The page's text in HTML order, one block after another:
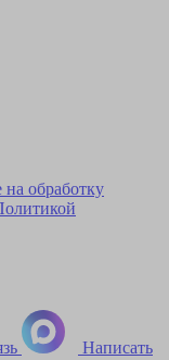
на обработку
Написать